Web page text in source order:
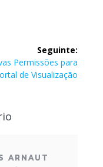
Seguinte:
Permissões para
de Visualização
ARNAUT